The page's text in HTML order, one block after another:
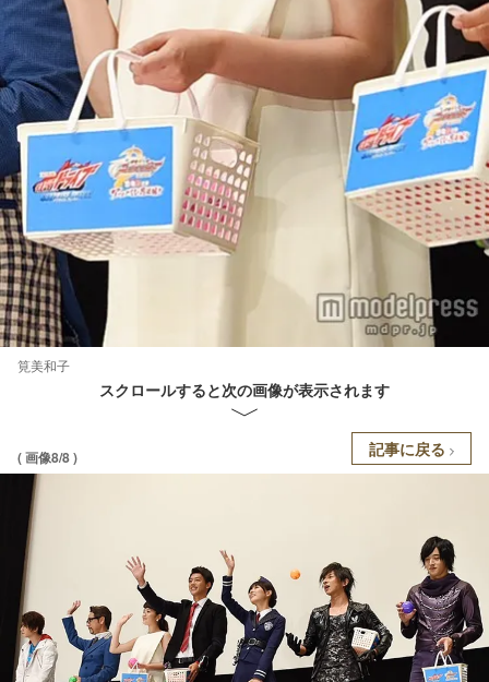
筧美和子
スクロールすると次の画像が表示されます
( 画像8/8 ) 記事に戻る